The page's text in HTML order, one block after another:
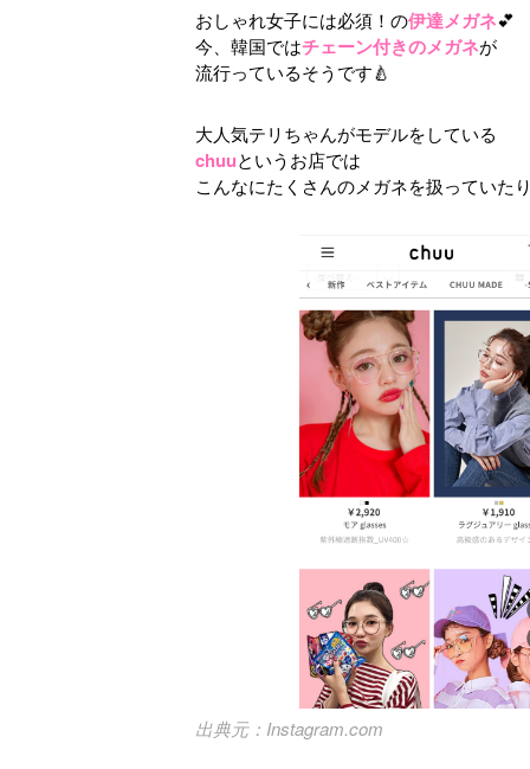
おしゃれ女子には必須！の伊達メガネ‪💕
今、韓国ではチェーン付きのメガネが
流行っているそうです🍐
大人気テリちゃんがモデルをしている
chuuというお店では
こんなにたくさんのメガネを扱っていた
Instagram.com